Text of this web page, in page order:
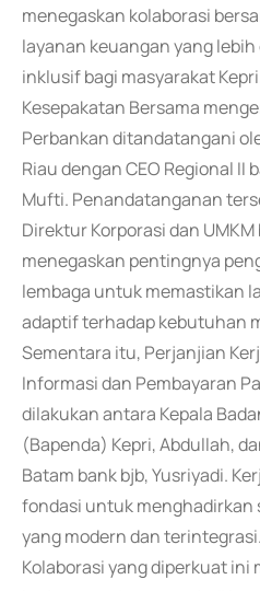
menegaskan kolaborasi
layanan keuangan yang
inklusif bagi masyarakat
Kesepakatan Bersama
Perbankan ditandatangani
Riau dengan CEO Regional II
Mufti. Penandatanganan
Direktur Korporasi dan
menegaskan pentingnya
lembaga untuk memastikan
adaptif terhadap kebutuhan
Sementara itu, Perjanjian
Informasi dan Pembayaran
dilakukan antara Kepala
(Bapenda) Kepri, Abdullah,
Batam bank bjb, Yusriyadi.
fondasi untuk menghadirkan
yang modern dan terintegrasi.
Kolaborasi yang diperkuat